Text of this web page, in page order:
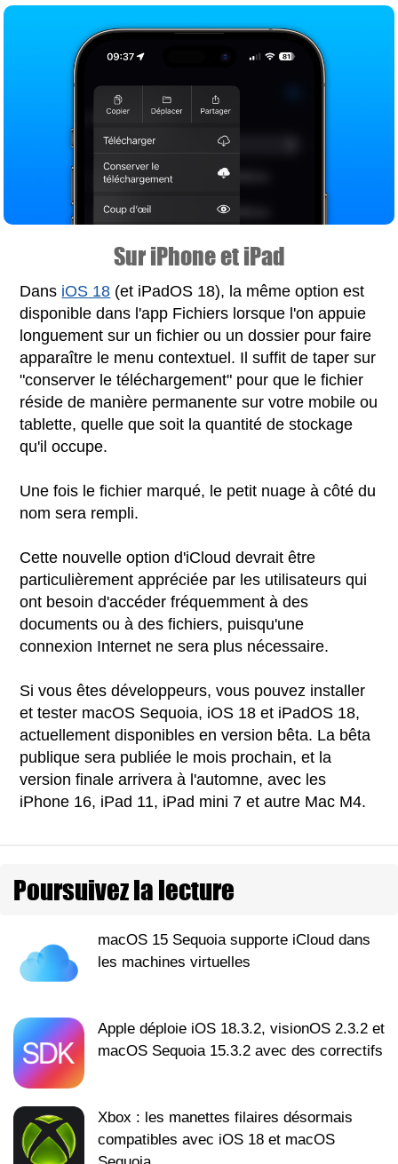
Sur iPhone et iPad
Dans iOS 18 (et iPadOS 18), la même option est
disponible dans l'app Fichiers lorsque l'on appuie
longuement sur un fichier ou un dossier pour faire
apparaître le menu contextuel. Il suffit de taper sur
"conserver le téléchargement" pour que le fichier
réside de manière permanente sur votre mobile ou
tablette, quelle que soit la quantité de stockage
qu'il occupe.
Une fois le fichier marqué, le petit nuage à côté du
nom sera rempli.
Cette nouvelle option d'iCloud devrait être
particulièrement appréciée par les utilisateurs qui
ont besoin d'accéder fréquemment à des
documents ou à des fichiers, puisqu'une
connexion Internet ne sera plus nécessaire.
Si vous êtes développeurs, vous pouvez installer
et tester macOS Sequoia, iOS 18 et iPadOS 18,
actuellement disponibles en version bêta. La bêta
publique sera publiée le mois prochain, et la
version finale arrivera à l'automne, avec les
iPhone 16, iPad 11, iPad mini 7 et autre Mac M4.
Poursuivez la lecture
macOS 15 Sequoia supporte iCloud dans
les machines virtuelles
Apple déploie iOS 18.3.2, visionOS 2.3.2 et
macOS Sequoia 15.3.2 avec des correctifs
Xbox : les manettes filaires désormais
compatibles avec iOS 18 et macOS